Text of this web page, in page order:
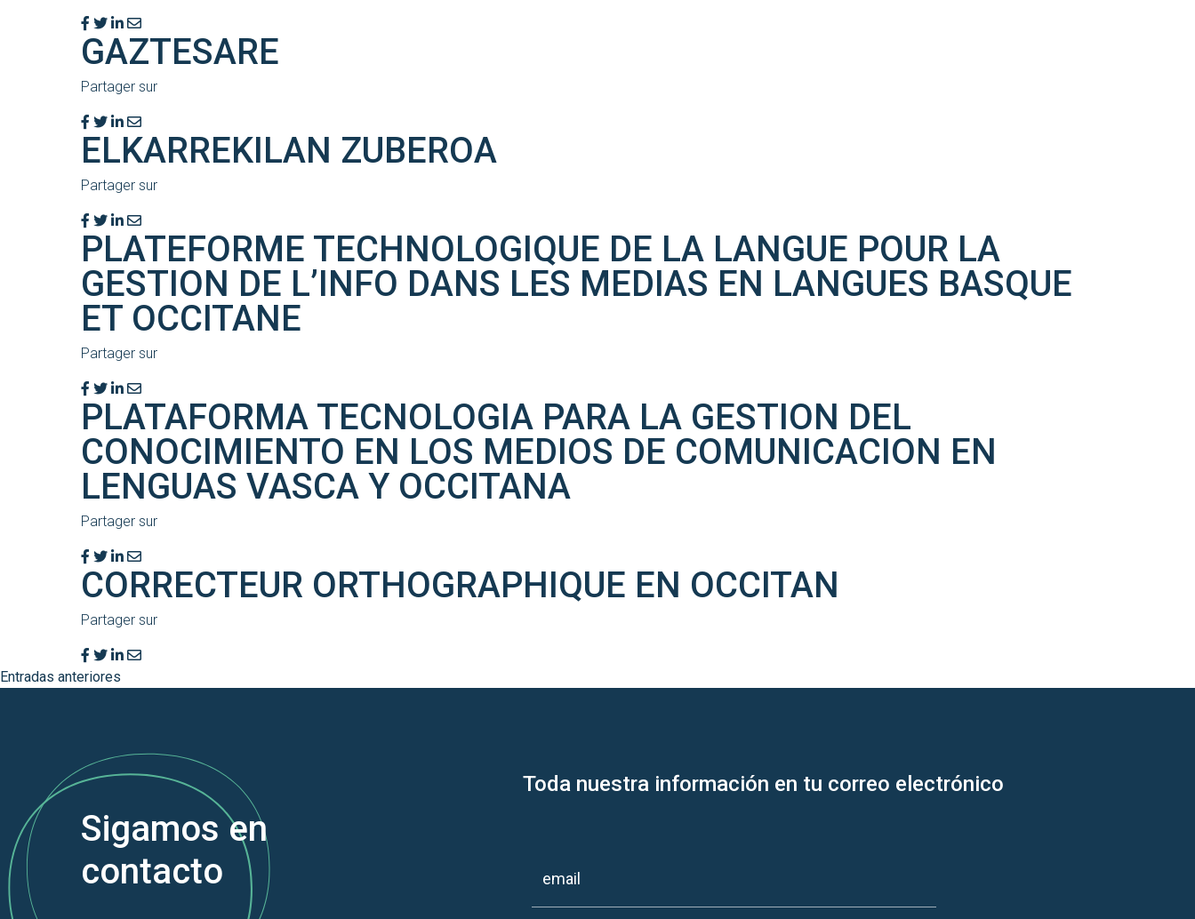
GAZTESARE
Partager sur
ELKARREKILAN ZUBEROA
Partager sur
PLATEFORME TECHNOLOGIQUE DE LA LANGUE POUR LA
GESTION DE L’INFO DANS LES MEDIAS EN LANGUES BASQUE
ET OCCITANE
Partager sur
PLATAFORMA TECNOLOGIA PARA LA GESTION DEL
CONOCIMIENTO EN LOS MEDIOS DE COMUNICACION EN
LENGUAS VASCA Y OCCITANA
Partager sur
CORRECTEUR ORTHOGRAPHIQUE EN OCCITAN
Partager sur
Entradas anteriores
Sigamos en
contacto
Toda nuestra información en tu correo electrónico